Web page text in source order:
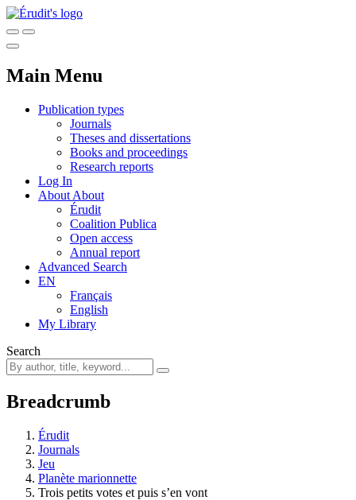
Main Menu
Publication types
Journals
Theses and dissertations
Books and proceedings
Research reports
Log In
About About
Érudit
Coalition Publica
Open access
Annual report
Advanced Search
EN
Français
English
My Library
Search
Breadcrumb
Érudit
Journals
Jeu
Planète marionnette
Trois petits votes et puis s’en vont